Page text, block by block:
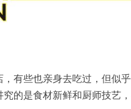
有些也亲身去吃过，但似
的是食材新鲜和厨师技艺